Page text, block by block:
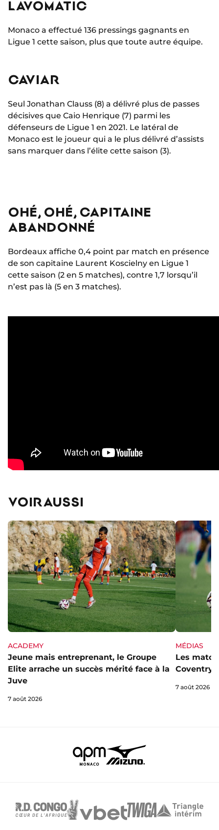
LAVOMATIC
Monaco a effectué 136 pressings gagnants en
Ligue 1 cette saison, plus que toute autre équipe.
CAVIAR
Seul Jonathan Clauss (8) a délivré plus de passes
décisives que Caio Henrique (7) parmi les
défenseurs de Ligue 1 en 2021. Le latéral de
Monaco est le joueur qui a le plus délivré d’assists
sans marquer dans l’élite cette saison (3).
OHÉ, OHÉ, CAPITAINE
ABANDONNÉ
Bordeaux affiche 0,4 point par match en présence
de son capitaine Laurent Koscielny en Ligue 1
cette saison (2 en 5 matches), contre 1,7 lorsqu’il
n’est pas là (5 en 3 matches).
VOIR AUSSI
ACADEMY
Jeune mais entreprenant, le Groupe
Elite arrache un succès mérité face à la
Juve
7 août 2026
MÉDIAS
Les
Coventry
7 août 2026